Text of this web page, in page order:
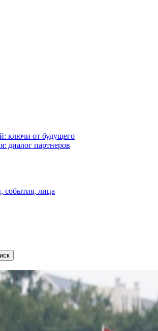
ключи от будущего
диалог партнеров
события, лица